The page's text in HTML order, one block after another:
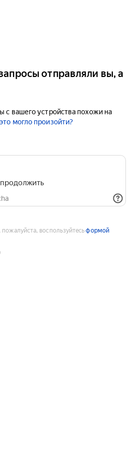
отправляли вы, а
с вашего устройства похожи на
могло произойти?
воспользуйтесьформой